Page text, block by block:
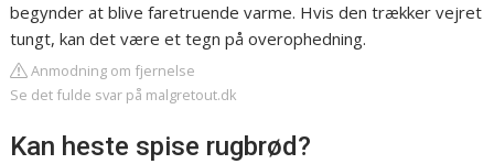
begynder at blive faretruende varme. Hvis den trækker vejret
tungt, kan det være et tegn på overophedning.
Anmodning om fjernelse
Se det fulde svar på malgretout.dk
Kan heste spise rugbrød?